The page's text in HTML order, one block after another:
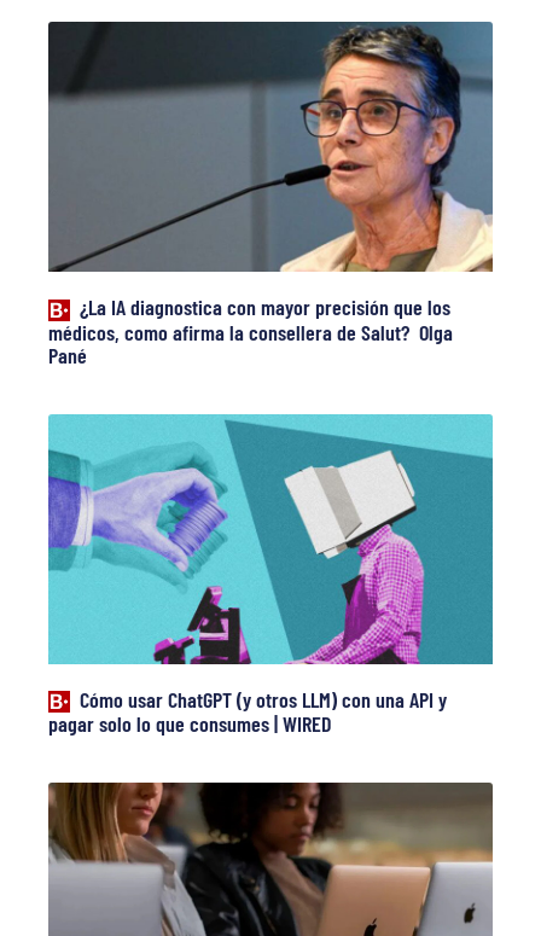
¿La IA diagnostica con mayor precisión que los
médicos, como afirma la consellera de Salut? Olga
Pané
Cómo usar ChatGPT (y otros LLM) con una API y
pagar solo lo que consumes | WIRED